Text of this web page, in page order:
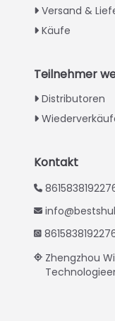
Versand &
Käufe
Teilnehmer
Distributoren
Kontakt
Zhengzhou
Russian
Chinese
Japanese
Urdu